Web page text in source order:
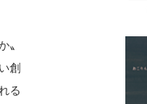
〟
創
る